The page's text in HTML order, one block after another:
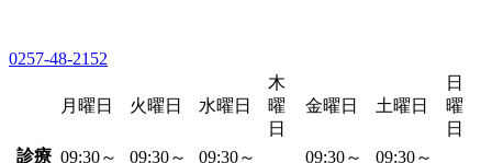
0257-48-2152
月曜日 火曜日 水曜日
木
曜
日
金曜日 土曜日
日
曜
日
診療 09:30～
09:30～
09:30～
09:30～
09:30～